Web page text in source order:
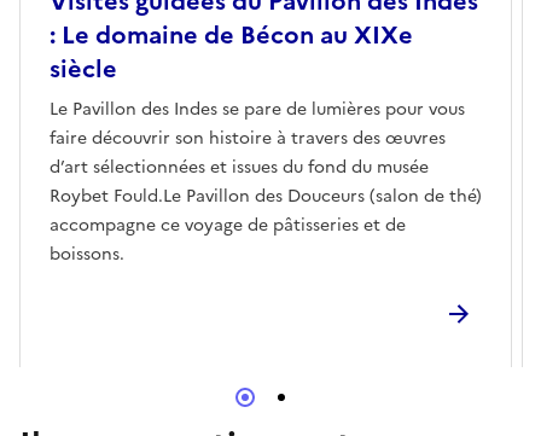
: Le domaine de Bécon au XIXe
siècle
Le Pavillon des Indes se pare de lumières pour vous
faire découvrir son histoire à travers des œuvres
d’art sélectionnées et issues du fond du musée
Roybet Fould.Le Pavillon des Douceurs (salon de thé)
accompagne ce voyage de pâtisseries et de
boissons.